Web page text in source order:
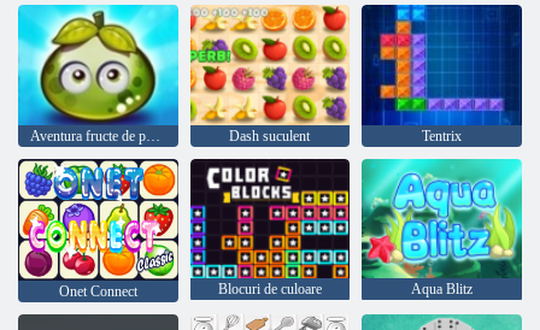
Aventura fructe de padure suculente Dash suculent Tentrix
Onet Connect Blocuri de culoare Aqua Blitz